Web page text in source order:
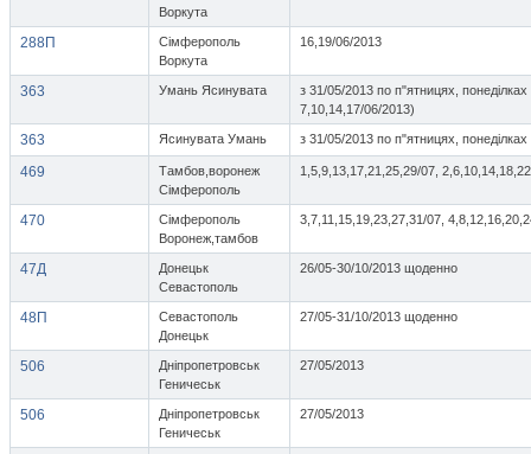
Воркута
288П
Сімферополь
Воркута
16,19/06/2013
363 Умань Ясинувата
з 31/05/2013 по п"ятницях, понеділках
7,10,14,17/06/2013)
363 Ясинувата Умань з 31/05/2013 по п"ятницях, понеділках
469
Тамбов,воронеж
Сімферополь
1,5,9,13,17,21,25,29/07,
470
Сімферополь
Воронеж,тамбов
3,7,11,15,19,23,27,31/07,
47Д
Донецьк
Севастополь
26/05-30/10/2013 щоденно
48П
Севастополь
Донецьк
27/05-31/10/2013 щоденно
506
Дніпропетровськ
Геничеськ
27/05/2013
506
Дніпропетровськ
Геничеськ
27/05/2013